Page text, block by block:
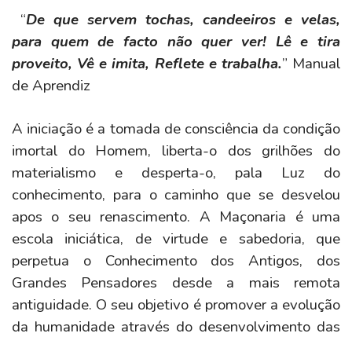
“De que servem tochas, candeeiros e velas,
para quem de facto não quer ver! Lê e tira
proveito, Vê e imita, Reflete e trabalha.” Manual
de Aprendiz
A iniciação é a tomada de consciência da condição
imortal do Homem, liberta-o dos grilhões do
materialismo e desperta-o, pala Luz do
conhecimento, para o caminho que se desvelou
apos o seu renascimento. A Maçonaria é uma
escola iniciática, de virtude e sabedoria, que
perpetua o Conhecimento dos Antigos, dos
Grandes Pensadores desde a mais remota
antiguidade. O seu objetivo é promover a evolução
da humanidade através do desenvolvimento das